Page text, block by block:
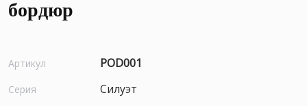
бордюр
Артикул POD001
Серия Силуэт